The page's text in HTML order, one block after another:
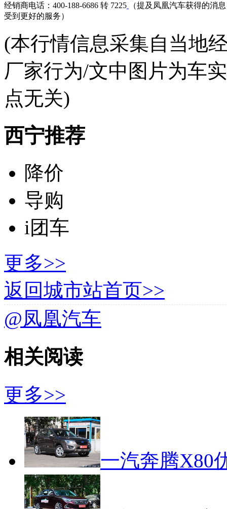
经销商电话：400-188-6686 转 7225
（提及凤凰汽车获得的消
受到更好的服务）
(本行情信息采集自当地
厂家行为/文中图片为车
点无关)
西宁推荐
降价
导购
i团车
更多>>
返回城市站首页>>
@凤凰汽车
相关阅读
更多>>
一汽奔腾X80